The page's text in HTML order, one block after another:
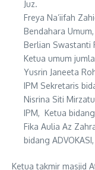
Juz.
Freya Na’iifah
Bendahara
Berlian Swastanti
Ketua umum
Yusrin Janeeta
IPM Sekretaris
Nisrina Siti
IPM, Ketua
Fika Aulia Az
bidang
Ketua takmir masjid